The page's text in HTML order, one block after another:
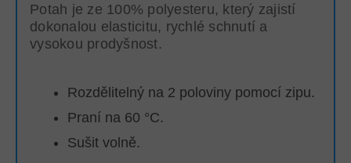
Potah je ze 100% polyesteru, který zajistí
dokonalou elasticitu, rychlé schnutí a
vysokou prodyšnost.
Rozdělitelný na 2 poloviny pomocí zipu.
Praní na 60 °C.
Sušit volně.